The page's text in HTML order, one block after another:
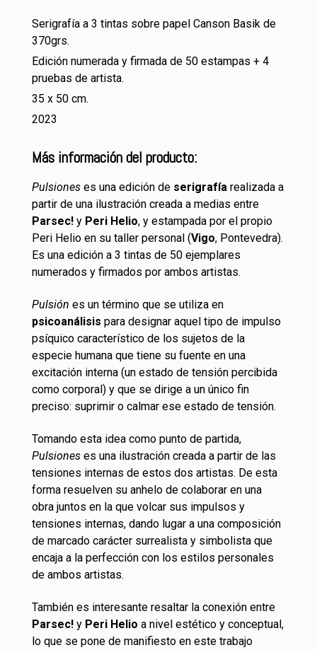
Serigrafía a 3 tintas sobre papel Canson Basik de
370grs.
Edición numerada y firmada de 50 estampas + 4
pruebas de artista.
35 x 50 cm.
2023
Más información del producto:
Pulsiones es una edición de serigrafía realizada a
partir de una ilustración creada a medias entre
Parsec! y Peri Helio, y estampada por el propio
Peri Helio en su taller personal (Vigo, Pontevedra).
Es una edición a 3 tintas de 50 ejemplares
numerados y firmados por ambos artistas.
Pulsión es un término que se utiliza en
psicoanálisis para designar aquel tipo de impulso
psíquico característico de los sujetos de la
especie humana que tiene su fuente en una
excitación interna (un estado de tensión percibida
como corporal) y que se dirige a un único fin
preciso: suprimir o calmar ese estado de tensión.
Tomando esta idea como punto de partida,
Pulsiones es una ilustración creada a partir de las
tensiones internas de estos dos artistas. De esta
forma resuelven su anhelo de colaborar en una
obra juntos en la que volcar sus impulsos y
tensiones internas, dando lugar a una composición
de marcado carácter surrealista y simbolista que
encaja a la perfección con los estilos personales
de ambos artistas.
También es interesante resaltar la conexión entre
Parsec! y Peri Helio a nivel estético y conceptual,
lo que se pone de manifiesto en este trabajo